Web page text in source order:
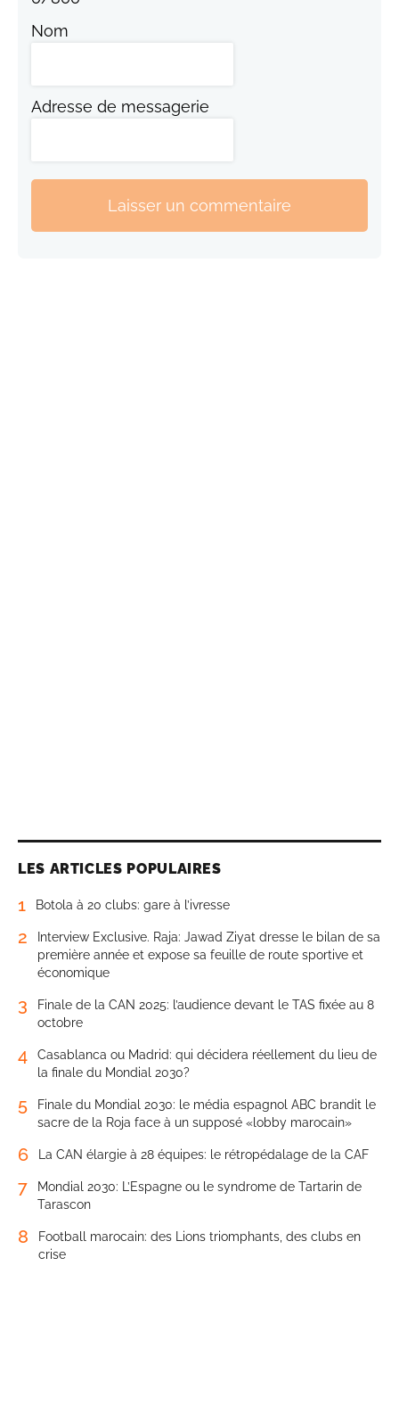
Nom
Adresse de messagerie
Laisser un commentaire
LES ARTICLES POPULAIRES
1 Botola à 20 clubs: gare à l’ivresse
2
Interview Exclusive. Raja: Jawad Ziyat dresse le bilan de sa
première année et expose sa feuille de route sportive et
économique
3
Finale de la CAN 2025: l’audience devant le TAS fixée au 8
octobre
4
Casablanca ou Madrid: qui décidera réellement du lieu de
la finale du Mondial 2030?
5
Finale du Mondial 2030: le média espagnol ABC brandit le
sacre de la Roja face à un supposé «lobby marocain»
6 La CAN élargie à 28 équipes: le rétropédalage de la CAF
7
Mondial 2030: L’Espagne ou le syndrome de Tartarin de
Tarascon
8
Football marocain: des Lions triomphants, des clubs en
crise